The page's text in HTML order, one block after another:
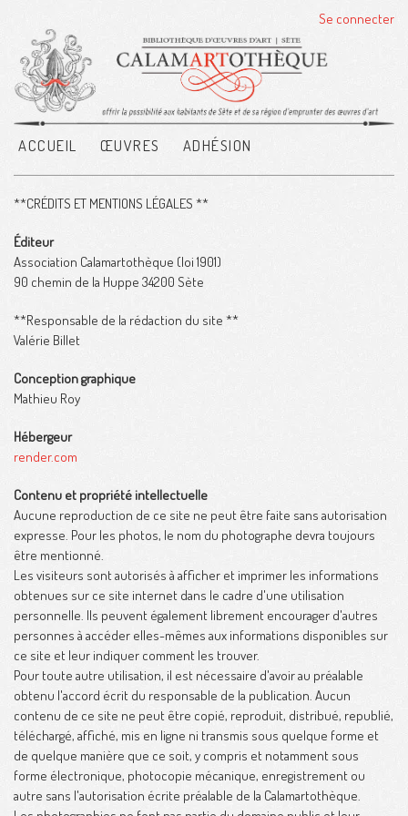
Se connecter
ACCUEIL ŒUVRES ADHÉSION
**CRÉDITS ET MENTIONS LÉGALES **
Éditeur
Association Calamartothèque (loi 1901)
90 chemin de la Huppe 34200 Sète
**Responsable de la rédaction du site **
Valérie Billet
Conception graphique
Mathieu Roy
Hébergeur
render.com
Contenu et propriété intellectuelle
Aucune reproduction de ce site ne peut être faite sans autorisation
expresse. Pour les photos, le nom du photographe devra toujours
être mentionné.
Les visiteurs sont autorisés à afficher et imprimer les informations
obtenues sur ce site internet dans le cadre d'une utilisation
personnelle. Ils peuvent également librement encourager d'autres
personnes à accéder elles-mêmes aux informations disponibles sur
ce site et leur indiquer comment les trouver.
Pour toute autre utilisation, il est nécessaire d'avoir au préalable
obtenu l'accord écrit du responsable de la publication. Aucun
contenu de ce site ne peut être copié, reproduit, distribué, republié,
téléchargé, affiché, mis en ligne ni transmis sous quelque forme et
de quelque manière que ce soit, y compris et notamment sous
forme électronique, photocopie mécanique, enregistrement ou
autre sans l'autorisation écrite préalable de la Calamartothèque.